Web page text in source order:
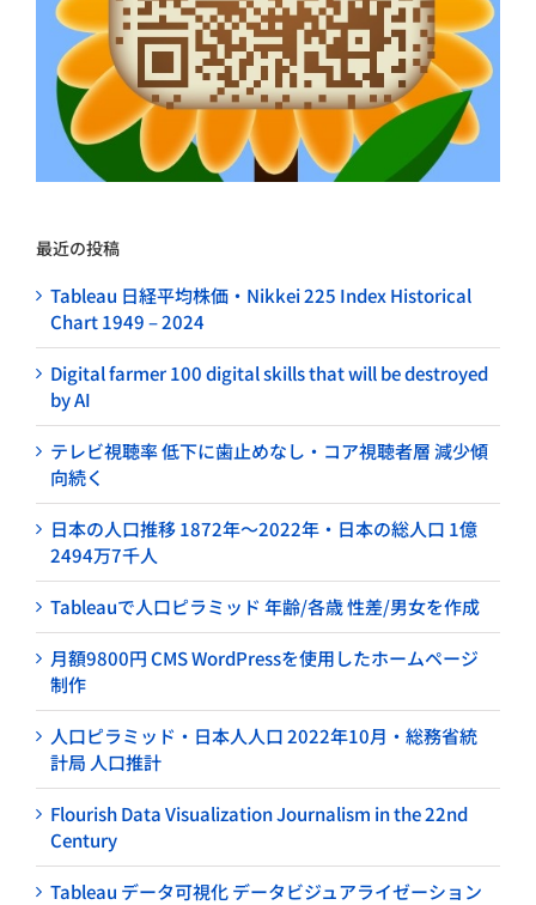
最近の投稿
Tableau 日経平均株価・Nikkei 225 Index Historical
Chart 1949 – 2024
Digital farmer 100 digital skills that will be destroyed
by AI
テレビ視聴率 低下に歯止めなし・コア視聴者層 減少傾
向続く
日本の人口推移 1872年～2022年・日本の総人口 1億
2494万7千人
Tableauで人口ピラミッド 年齢/各歳 性差/男女を作成
月額9800円 CMS WordPressを使用したホームページ
制作
人口ピラミッド・日本人人口 2022年10月・総務省統
計局 人口推計
Flourish Data Visualization Journalism in the 22nd
Century
Tableau データ可視化 データビジュアライゼーション